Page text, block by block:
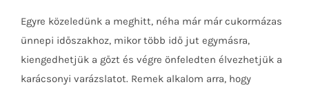
Egyre közeledünk a meghitt, néha már már cukormázas
ünnepi időszakhoz, mikor több idő jut egymásra,
kiengedhetjük a gőzt és végre önfeledten élvezhetjük a
karácsonyi varázslatot. Remek alkalom arra, hogy